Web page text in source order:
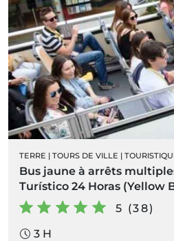
TERRE | TOURS DE VILLE |
Bus jaune à arrêts
Turístico 24 Horas (Yellow
5 (38)
3 H